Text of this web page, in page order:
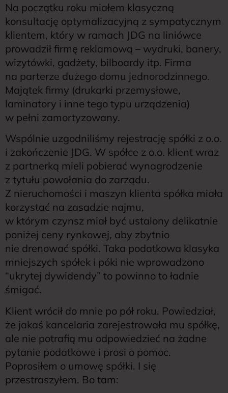
Na początku roku miałem klasyczną
konsultację optymalizacyjną z sympatycznym
klientem, który w ramach JDG na liniówce
prowadził firmę reklamową – wydruki, banery,
wizytówki, gadżety, bilboardy itp. Firma
na parterze dużego domu jednorodzinnego.
Majątek firmy (drukarki przemysłowe,
laminatory i inne tego typu urządzenia)
w pełni zamortyzowany.
Wspólnie uzgodniliśmy rejestrację spółki z o.o.
i zakończenie JDG. W spółce z o.o. klient wraz
z partnerką mieli pobierać wynagrodzenie
z tytułu powołania do zarządu.
Z nieruchomości i maszyn klienta spółka miała
korzystać na zasadzie najmu,
w którym czynsz miał być ustalony delikatnie
poniżej ceny rynkowej, aby zbytnio
nie drenować spółki. Taka podatkowa klasyka
mniejszych spółek i póki nie wprowadzono
“ukrytej dywidendy” to powinno to ładnie
śmigać.
Klient wrócił do mnie po pół roku. Powiedział,
że jakaś kancelaria zarejestrowała mu spółkę,
ale nie potrafią mu odpowiedzieć na żadne
pytanie podatkowe i prosi o pomoc.
Poprosiłem o umowę spółki. I się
przestraszyłem. Bo tam: